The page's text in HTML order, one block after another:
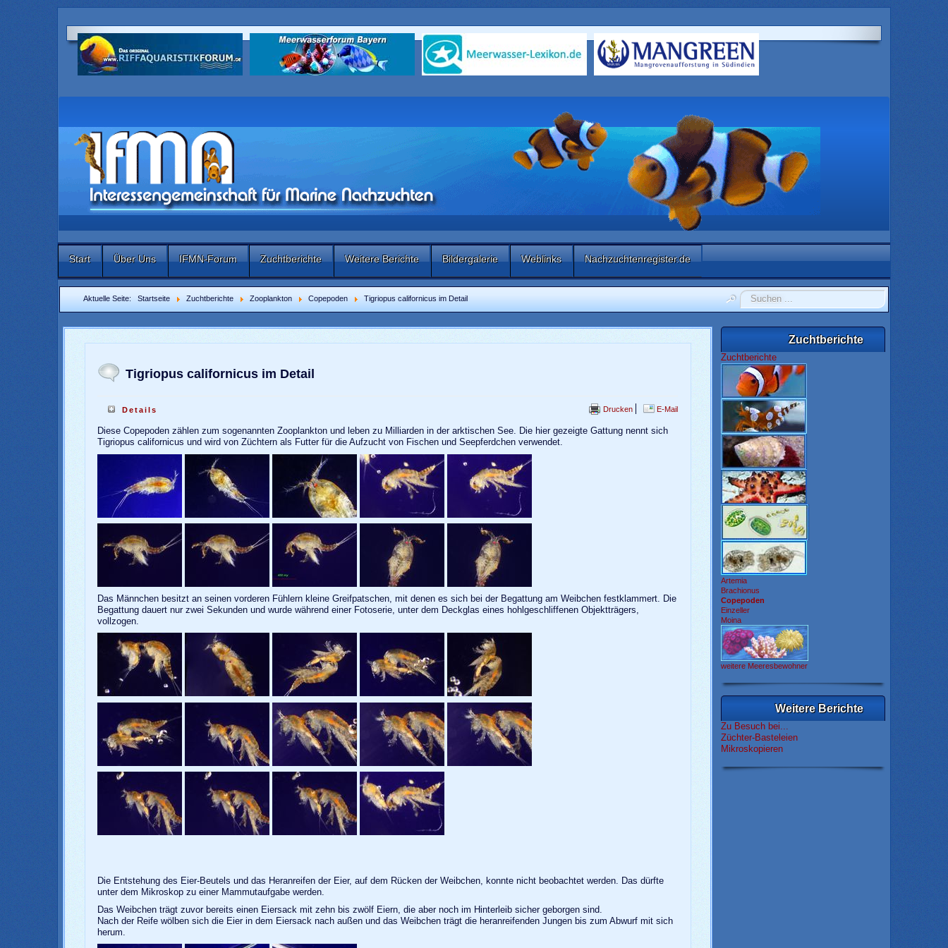
Start Über Uns IFMN-Forum Zuchtberichte Weitere Berichte Bildergalerie Weblinks Nachzuchtenregister.de
Aktuelle Seite:Startseite Zuchtberichte Zooplankton Copepoden Tigriopus californicus im Detail
Suchen
...
Tigriopus californicus im Detail
Drucken E-Mail
Details
Diese Copepoden zählen zum sogenannten Zooplankton und leben zu Milliarden in der arktischen See. Die hier gezeigte Gattung nennt sich
Tigriopus californicus und wird von Züchtern als Futter für die Aufzucht von Fischen und Seepferdchen verwendet.
Das Männchen besitzt an seinen vorderen Fühlern kleine Greifpatschen, mit denen es sich bei der Begattung am Weibchen festklammert. Die
Begattung dauert nur zwei Sekunden und wurde während einer Fotoserie, unter dem Deckglas eines hohlgeschliffenen Objektträgers,
vollzogen.
Die Entstehung des Eier-Beutels und das Heranreifen der Eier, auf dem Rücken der Weibchen, konnte nicht beobachtet werden. Das dürfte
unter dem Mikroskop zu einer Mammutaufgabe werden.
Das Weibchen trägt zuvor bereits einen Eiersack mit zehn bis zwölf Eiern, die aber noch im Hinterleib sicher geborgen sind.
Nach der Reife wölben sich die Eier in dem Eiersack nach außen und das Weibchen trägt die heranreifenden Jungen bis zum Abwurf mit sich
herum.
Zuchtberichte
Zuchtberichte
Artemia
Brachionus
Copepoden
Einzeller
Moina
weitere Meeresbewohner
Weitere Berichte
Zu Besuch bei...
Züchter-Basteleien
Mikroskopieren